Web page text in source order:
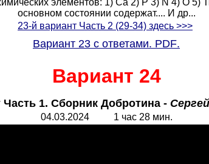
элементов: 1) Са 2) Р 3) N 4) О 5)
основном состоянии содержат.... И др...
23-й вариант Часть 2 (29-34) здесь >>>
Вариант 23 с ответами. PDF.
Вариант 24
Часть 1. Сборник Добротина -
04.03.2024 1 час 28 мин.